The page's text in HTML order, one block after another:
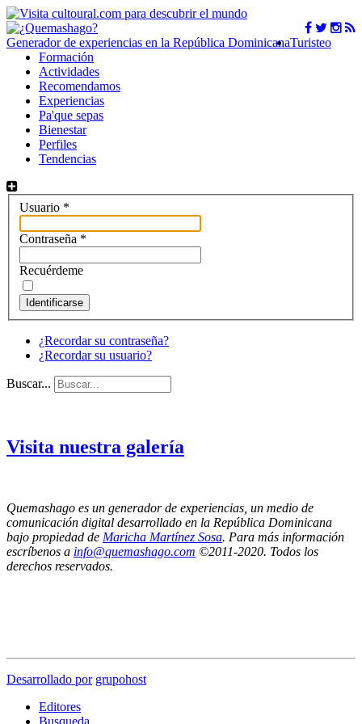
Generador de experiencias en la República DominicanaTuristeo
Formación
Actividades
Recomendamos
Experiencias
Pa'que sepas
Bienestar
Perfiles
Tendencias
Usuario *
Contraseña *
Recuérdeme
Identificarse
¿Recordar su contraseña?
¿Recordar su usuario?
Buscar...
Visita nuestra galería
Quemashago es un generador de experiencias, un medio de
comunicación digital desarrollado en la República Dominicana
bajo propiedad de Maricha Martínez Sosa. Para más información
escríbenos a info@quemashago.com ©2011-2020. Todos los
derechos reservados.
Desarrollado por grupohost
Editores